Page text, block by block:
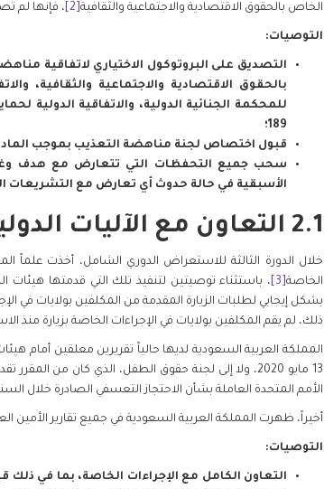
تونس
الإمارات
اليمن
الخاص بالحقوق الاقتصادية والاجتماعية والثقافية[2] ، فإنها لم
التوصيات:
التصديق على البروتوكول الاختياري لاتفاقية
بالحقوق الاقتصادية والاجتماعية والثقافية،
للمحكمة الجنائية الدولية، والاتفاقية الدولية
189؛
قبول اختصاص لجنة مناهضة التعذيب بموجب المادة 20 والمادة 22 من اتفاقية مناهضة
سحب جميع التحفظات التي تتعارض مع هدف
الأسبقية في حالة حدوث أي تعارض مع التشريعات
2.1 التعاون مع الآليات الدولية لحقوق الإنسان
خلال الدورة الثالثة للاستعراض الدوري الشامل، أخذت علماً
الخاصة[3] ، باستثناء توصيتين لتنفيذ تلك التي قدمتها هيئات
بشكل إيجابي لطلبات الزيارة المقدمة من المكلفين بولايات في
ذلك، لم يقم المكلفين بولايات في الإجراءات الخاصة بزيارة
المملكة العربية السعودية لديها حالياً تقريرين معلقين أمام
الأمم المتحدة العاملة بشأن الاحتجاز التعسفي الصادرة خلال
أخيراً، ظهرت المملكة العربية السعودية في جميع تقارير الأمين
التوصيات:
التعاون الكامل مع الإجراءات الخاصة، بما في ذلك